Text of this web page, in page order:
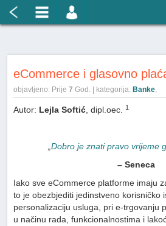
eCommerce i glasovno
objavljeno: Prije7 God. | kategorija: Banke,
Autor: Lejla Softić , dipl.oec.1
„Dobro je znati pravo vrijeme
– Seneca
Iako sve eCommerce platforme imaju
to je obezbjediti jedinstveno korisničko
personalizaciju usluga, pri e-trgovanju
u načinu rada, funkcionalnostima i